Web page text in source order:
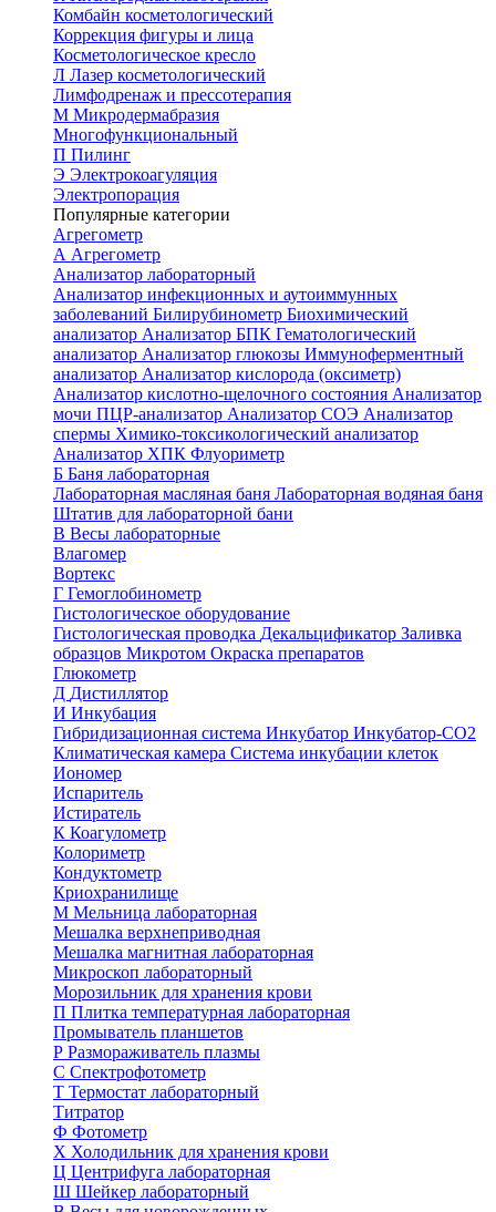
Комбайн косметологический
Коррекция фигуры и лица
Косметологическое кресло
Л Лазер косметологический
Лимфодренаж и прессотерапия
М Микродермабразия
Многофункциональный
П Пилинг
Э Электрокоагуляция
Электропорация
Популярные категории
Агрегометр
А Агрегометр
Анализатор лабораторный
Анализатор инфекционных и аутоиммунных
заболеваний Билирубинометр Биохимический
анализатор Анализатор БПК Гематологический
анализатор Анализатор глюкозы Иммуноферментный
анализатор Анализатор кислорода (оксиметр)
Анализатор кислотно-щелочного состояния Анализатор
мочи ПЦР-анализатор Анализатор СОЭ Анализатор
спермы Химико-токсикологический анализатор
Анализатор ХПК Флуориметр
Б Баня лабораторная
Лабораторная масляная баня Лабораторная водяная баня
Штатив для лабораторной бани
В Весы лабораторные
Влагомер
Вортекс
Г Гемоглобинометр
Гистологическое оборудование
Гистологическая проводка Декальцификатор Заливка
образцов Микротом Окраска препаратов
Глюкометр
Д Дистиллятор
И Инкубация
Гибридизационная система Инкубатор Инкубатор-СО2
Климатическая камера Система инкубации клеток
Иономер
Испаритель
Истиратель
К Коагулометр
Колориметр
Кондуктометр
Криохранилище
М Мельница лабораторная
Мешалка верхнеприводная
Мешалка магнитная лабораторная
Микроскоп лабораторный
Морозильник для хранения крови
П Плитка температурная лабораторная
Промыватель планшетов
Р Размораживатель плазмы
С Спектрофотометр
Т Термостат лабораторный
Титратор
Ф Фотометр
Х Холодильник для хранения крови
Ц Центрифуга лабораторная
Ш Шейкер лабораторный